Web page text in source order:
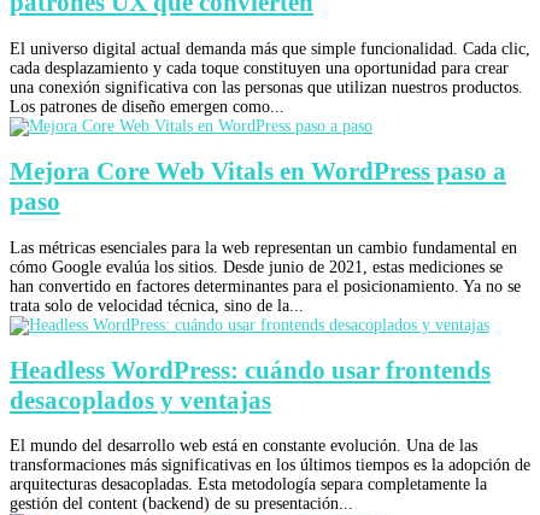
El universo digital actual demanda más que simple funcionalidad. Cada clic,
cada desplazamiento y cada toque constituyen una oportunidad para crear
una conexión significativa con las personas que utilizan nuestros productos.
Los patrones de diseño emergen como...
Mejora Core Web Vitals en WordPress paso a
paso
Las métricas esenciales para la web representan un cambio fundamental en
cómo Google evalúa los sitios. Desde junio de 2021, estas mediciones se
han convertido en factores determinantes para el posicionamiento. Ya no se
trata solo de velocidad técnica, sino de la...
Headless WordPress: cuándo usar frontends
desacoplados y ventajas
El mundo del desarrollo web está en constante evolución. Una de las
transformaciones más significativas en los últimos tiempos es la adopción de
arquitecturas desacopladas. Esta metodología separa completamente la
gestión del content (backend) de su presentación...